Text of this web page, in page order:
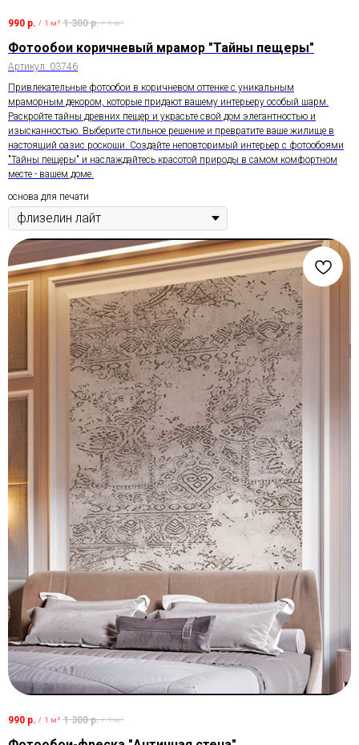
990 р. / 1 м² 1 300 р. / 1 м²
Фотообои коричневый мрамор "Тайны пещеры"
Артикул: 03746
Привлекательные фотообои в коричневом оттенке с уникальным
мраморным декором, которые придают вашему интерьеру особый шарм.
Раскройте тайны древних пещер и украсьте свой дом элегантностью и
изысканностью. Выберите стильное решение и превратите ваше жилище в
настоящий оазис роскоши. Создайте неповторимый интерьер с фотообоями
"Тайны пещеры" и наслаждайтесь красотой природы в самом комфортном
месте - вашем доме.
основа для печати
990 р. / 1 м² 1 300 р. / 1 м²